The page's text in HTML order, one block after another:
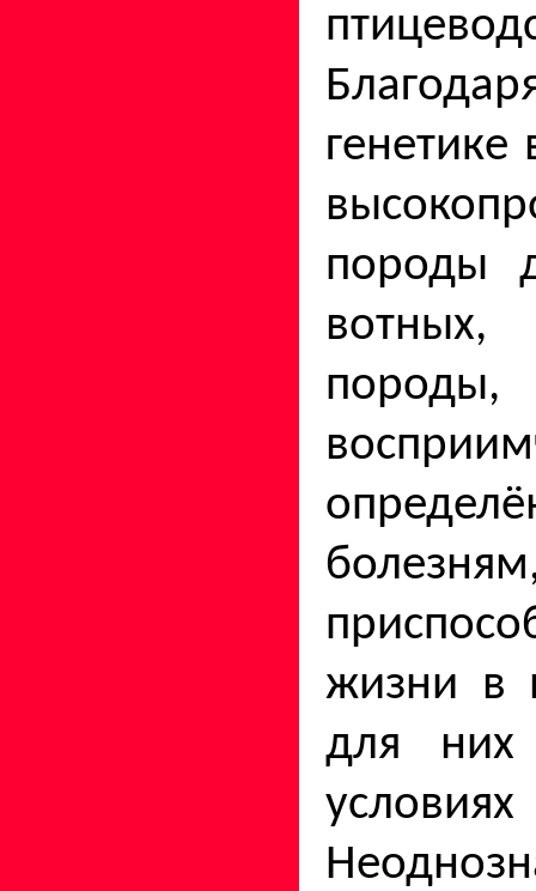
породы
жизни в
для них